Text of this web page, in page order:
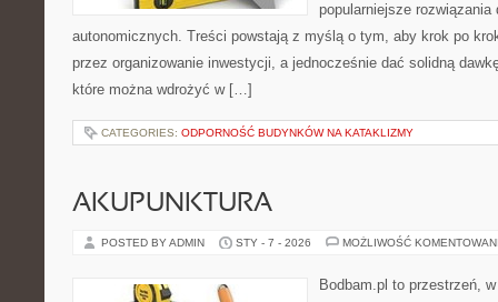
popularniejsze rozwiązania
autonomicznych. Treści powstają z myślą o tym, aby krok po
przez organizowanie inwestycji, a jednocześnie dać solidną
które można wdrożyć w […]
CATEGORIES: ODPORNOŚĆ BUDYNKÓW NA KATAKLIZMY
AKUPUNKTURA
POSTED BY ADMIN STY - 7 - 2026 MOŻLIWOŚĆ
Bodbam.pl to przestrzeń,